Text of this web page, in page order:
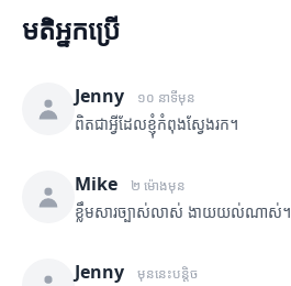
មតិអ្នកប្រើ
Jenny ១០ នាទីមុន
ពិតជាអ្វីដែលខ្ញុំកំពុងស្វែងរក។
Mike ២ ម៉ោងមុន
ខ្លឹមសារច្បាស់លាស់ ងាយយល់ណាស់។
Jenny មុននេះបន្តិច